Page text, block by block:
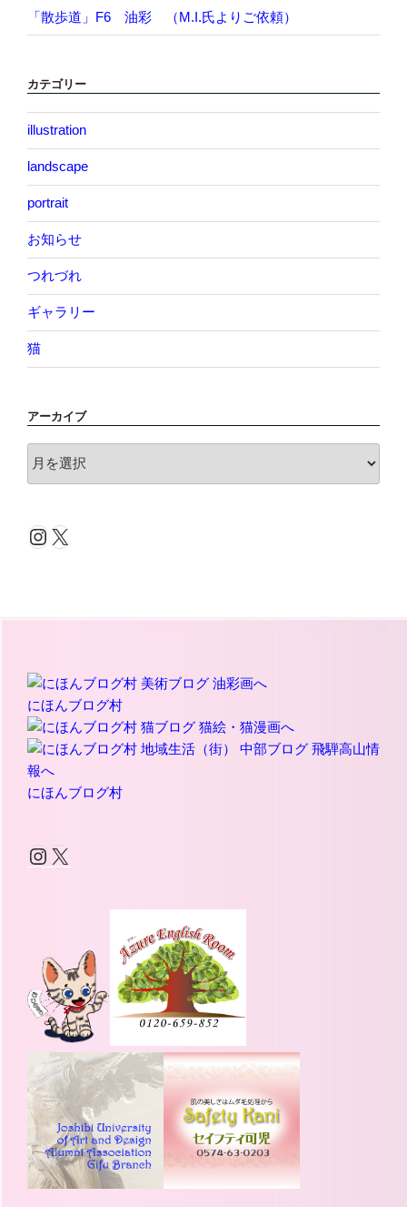
「散歩道」F6 油彩 （M.I.氏よりご依頼）
カテゴリー
illustration
landscape
portrait
お知らせ
つれづれ
ギャラリー
猫
アーカイブ
ー
ブ
Instagram
X
にほんブログ村
にほんブログ村
Instagram
X